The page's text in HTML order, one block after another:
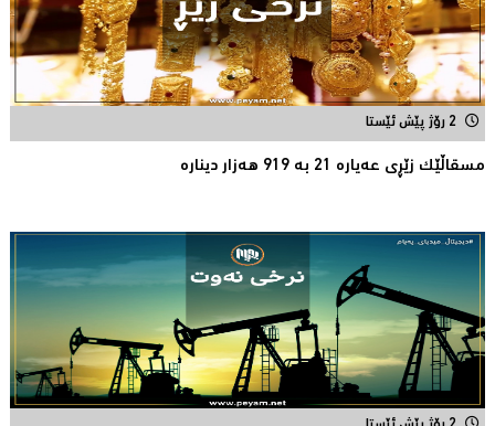
2 رۆژ پێش ئێستا
مسقاڵێک زێڕی عەیارە 21 بە 919 هەزار دینارە